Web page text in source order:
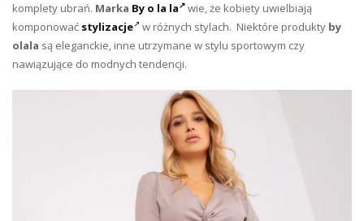
komplety ubrań. Marka By o la la
wie, że kobiety uwielbiają
komponować stylizacje w różnych stylach. Niektóre produkty by
olala są eleganckie, inne utrzymane w stylu sportowym czy
nawiązujące do modnych tendencji.